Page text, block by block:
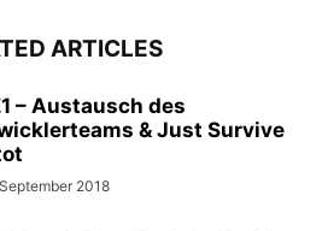
ARTICLES
– Austausch des
& Just Survive
2018